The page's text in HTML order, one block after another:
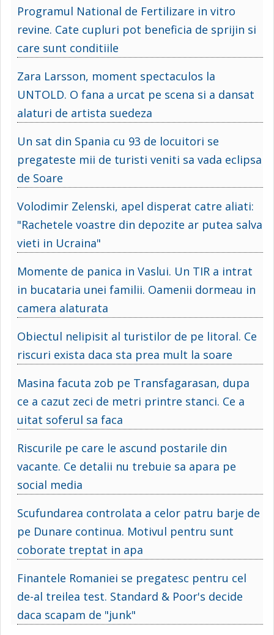
Programul National de Fertilizare in vitro
revine. Cate cupluri pot beneficia de sprijin si
care sunt conditiile
Zara Larsson, moment spectaculos la
UNTOLD. O fana a urcat pe scena si a dansat
alaturi de artista suedeza
Un sat din Spania cu 93 de locuitori se
pregateste mii de turisti veniti sa vada eclipsa
de Soare
Volodimir Zelenski, apel disperat catre aliati:
"Rachetele voastre din depozite ar putea salva
vieti in Ucraina"
Momente de panica in Vaslui. Un TIR a intrat
in bucataria unei familii. Oamenii dormeau in
camera alaturata
Obiectul nelipisit al turistilor de pe litoral. Ce
riscuri exista daca sta prea mult la soare
Masina facuta zob pe Transfagarasan, dupa
ce a cazut zeci de metri printre stanci. Ce a
uitat soferul sa faca
Riscurile pe care le ascund postarile din
vacante. Ce detalii nu trebuie sa apara pe
social media
Scufundarea controlata a celor patru barje de
pe Dunare continua. Motivul pentru sunt
coborate treptat in apa
Finantele Romaniei se pregatesc pentru cel
de-al treilea test. Standard & Poor's decide
daca scapam de "junk"